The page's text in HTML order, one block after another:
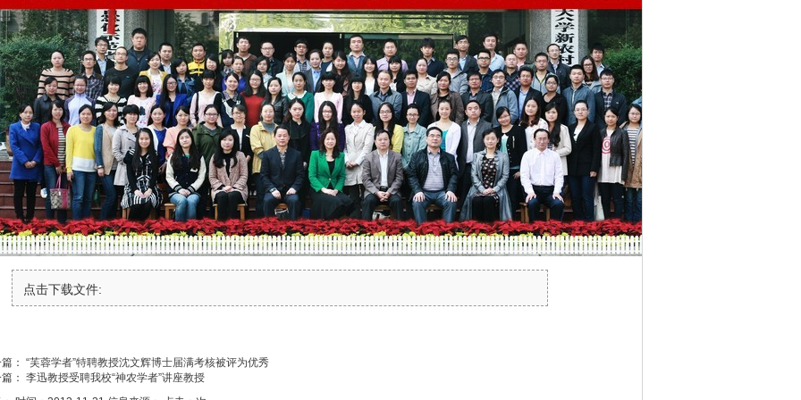
点击下载文件:
： “芙蓉学者”特聘教授沈文辉博士届满考核被评为优秀
： 李迅教授受聘我校“神农学者”讲座教授